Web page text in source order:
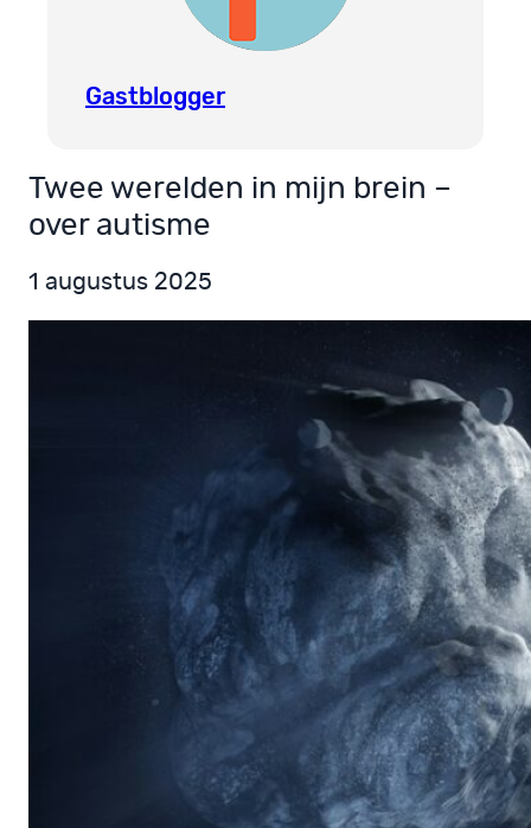
Gastblogger
Twee werelden in mijn brein –
over autisme
1 augustus 2025